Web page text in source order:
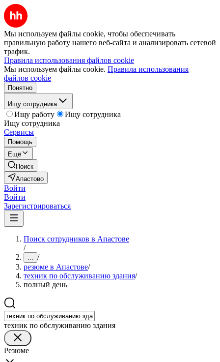
Мы используем файлы cookie, чтобы обеспечивать
правильную работу нашего веб-сайта и анализировать сетевой
трафик.
Правила использования файлов cookie
Мы используем файлы cookie. Правила использования
файлов cookie
Понятно
Ищу сотрудника
Ищу работу
Ищу сотрудника
Ищу сотрудника
Сервисы
Помощь
Ещё
Поиск
Апастово
Войти
Войти
Зарегистрироваться
Поиск сотрудников в Апастове
/
... /
резюме в Апастове/
техник по обслуживанию здания/
полный день
техник по обслуживанию здания
Резюме